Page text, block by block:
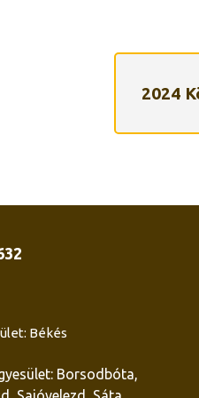
2024
Békés
Borsodbóta,